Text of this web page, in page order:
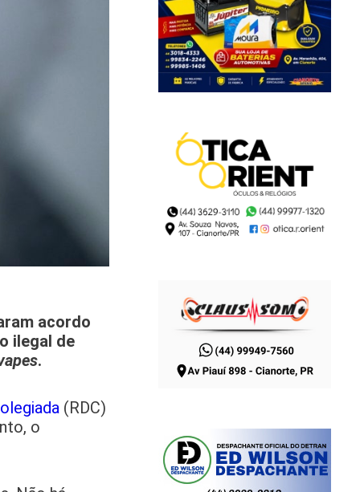
acordo
ilegal de
.
(RDC)
o